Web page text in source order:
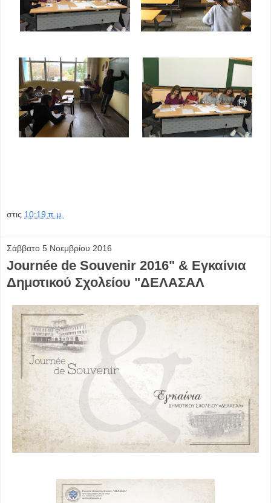
στις 10:19 π.μ.
Σάββατο 5 Νοεμβρίου 2016
Journée de Souvenir 2016" & Εγκαίνια
Δημοτικού Σχολείου "ΔΕΛΑΣΑΛ